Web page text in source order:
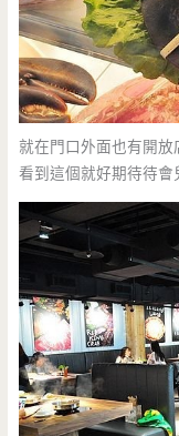
就在門口外面也有開
看到這個就好期待待會